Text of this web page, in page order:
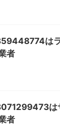
は
者
は
者